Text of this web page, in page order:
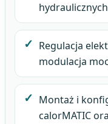
Regulacja
modulacja
Montaż i
calorMATIC